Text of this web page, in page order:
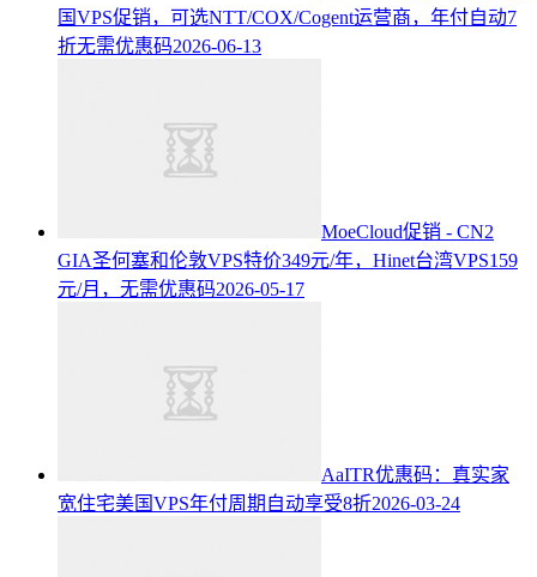
国VPS促销，可选NTT/COX/Cogent运营商，年付自动7
折无需优惠码2026-06-13
MoeCloud促销 - CN2
GIA圣何塞和伦敦VPS特价349元/年，Hinet台湾VPS159
元/月，无需优惠码2026-05-17
AaITR优惠码：真实家
宽住宅美国VPS年付周期自动享受8折2026-03-24